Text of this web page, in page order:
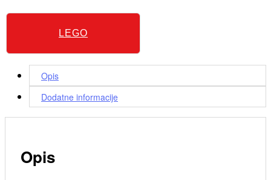
LEGO
Opis
Dodatne informacije
Opis